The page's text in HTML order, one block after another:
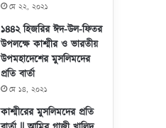
মে ২২, ২০২১
১৪৪২ হিজরির ঈদ-উল-ফিতর
উপলক্ষে কাশ্মীর ও ভারতীয়
উপমহাদেশের মুসলিমদের
প্রতি বার্তা
মে ১৪, ২০২১
কাশ্মীরের মুসলিমদের প্রতি